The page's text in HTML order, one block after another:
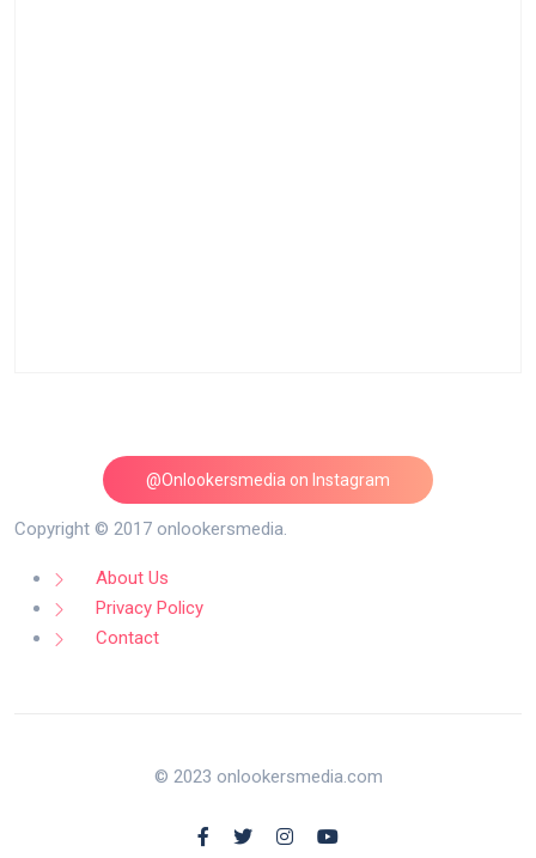
@Onlookersmedia on Instagram
Follow on Instagram
Copyright © 2017 onlookersmedia.
About Us
Privacy Policy
Contact
© 2023 onlookersmedia.com